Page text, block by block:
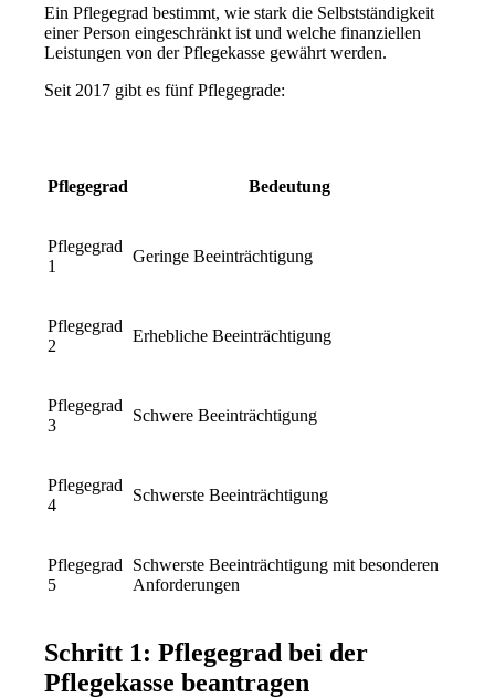
Ein Pflegegrad bestimmt,wie stark die Selbstständigkeit
einer Person eingeschränkt ist und welche finanziellen
Leistungen von der Pflegekasse gewährt werden.
Seit 2017 gibt es fünf Pflegegrade:
Pflegegrad Bedeutung
Pflegegrad
1
Geringe Beeinträchtigung
Pflegegrad
2
Erhebliche Beeinträchtigung
Pflegegrad
3
Schwere Beeinträchtigung
Pflegegrad
4
Schwerste Beeinträchtigung
Pflegegrad
5
Schwerste Beeinträchtigung mit besonderen
Anforderungen
Schritt 1: Pflegegrad bei der
Pflegekasse beantragen